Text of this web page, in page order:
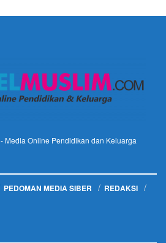
- Media Online Pendidikan dan Keluarga
PEDOMAN MEDIA SIBER
REDAKSI